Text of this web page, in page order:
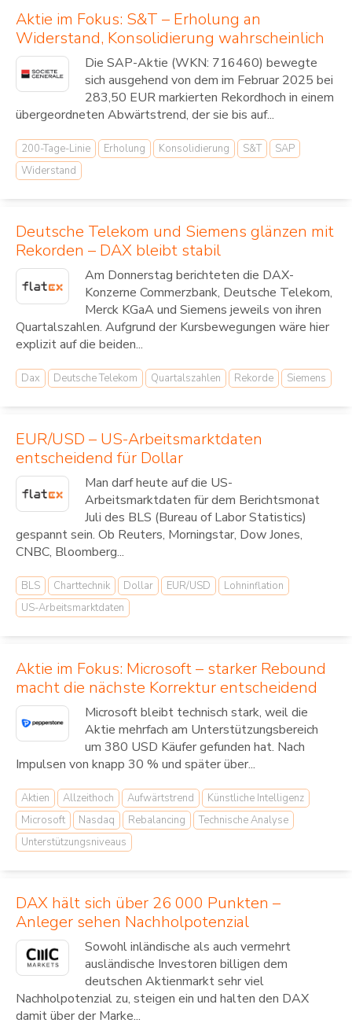
Aktie im Fokus: S&T – Erholung an
Widerstand, Konsolidierung wahrscheinlich
Die SAP-Aktie (WKN: 716460) bewegte
sich ausgehend von dem im Februar 2025 bei
283,50 EUR markierten Rekordhoch in einem
übergeordneten Abwärtstrend, der sie bis auf...
200-Tage-Linie Erholung Konsolidierung S&T
SAP
Widerstand
Deutsche Telekom und Siemens glänzen mit
Rekorden – DAX bleibt stabil
Am Donnerstag berichteten die DAX-
Konzerne Commerzbank, Deutsche Telekom,
Merck KGaA und Siemens jeweils von ihren
Quartalszahlen. Aufgrund der Kursbewegungen wäre hier
explizit auf die beiden...
Dax Deutsche Telekom Quartalszahlen Rekorde Siemens
EUR/USD – US-Arbeitsmarktdaten
entscheidend für Dollar
Man darf heute auf die US-
Arbeitsmarktdaten für dem Berichtsmonat
Juli des BLS (Bureau of Labor Statistics)
gespannt sein. Ob Reuters, Morningstar, Dow Jones,
CNBC, Bloomberg...
BLS Charttechnik Dollar EUR/USD
Lohninflation
US-Arbeitsmarktdaten
Aktie im Fokus: Microsoft – starker Rebound
macht die nächste Korrektur entscheidend
Microsoft bleibt technisch stark, weil die
Aktie mehrfach am Unterstützungsbereich
um 380 USD Käufer gefunden hat. Nach
Impulsen von knapp 30 % und später über...
Aktien Allzeithoch Aufwärtstrend
Künstliche Intelligenz
Microsoft
Nasdaq Rebalancing
Technische Analyse
Unterstützungsniveaus
DAX hält sich über 26 000 Punkten –
Anleger sehen Nachholpotenzial
Sowohl inländische als auch vermehrt
ausländische Investoren billigen dem
deutschen Aktienmarkt sehr viel
Nachholpotenzial zu, steigen ein und halten den DAX
damit über der Marke...